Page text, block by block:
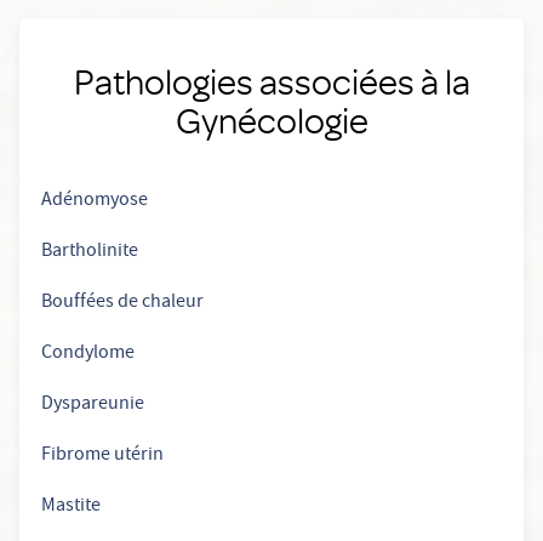
Pathologies associées à la
Gynécologie
Adénomyose
Bartholinite
Bouffées de chaleur
Condylome
Dyspareunie
Fibrome utérin
Mastite